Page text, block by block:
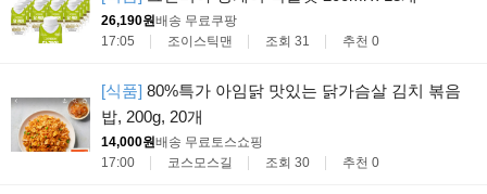
26,190원배송 무료쿠팡
17:05
조이스틱맨 조회 31 추천 0
[식품] 80%특가 아임닭 맛있는 닭가슴살 김치 볶음
밥, 200g, 20개
14,000원배송 무료토스쇼핑
17:00
코스모스길 조회 30 추천 0